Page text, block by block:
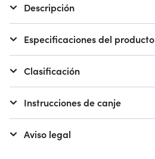
Descripción
Especificaciones del producto
Clasificación
Instrucciones de canje
Aviso legal